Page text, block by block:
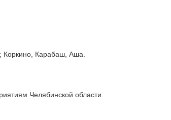
Коркино, Карабаш, Аша.
Челябинской области.